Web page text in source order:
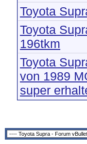
Toyota
Toyota
196tkm
Toyota
von 1989
super